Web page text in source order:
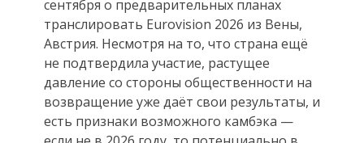
сентября о предварительных планах
транслировать Eurovision 2026 из Вены,
Австрия. Несмотря на то, что страна ещё
не подтвердила участие, растущее
давление со стороны общественности на
возвращение уже даёт свои результаты, и
есть признаки возможного камбэка —